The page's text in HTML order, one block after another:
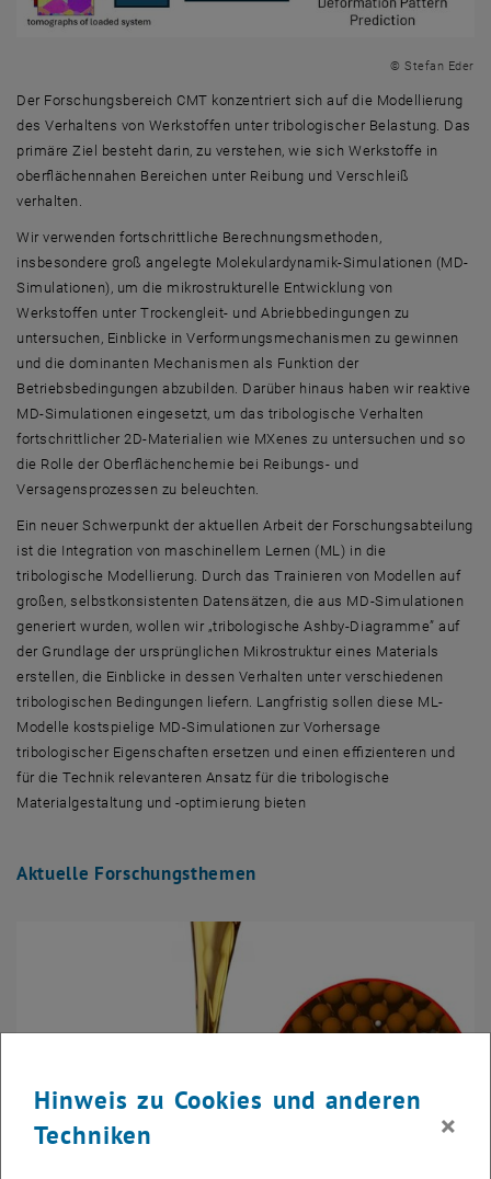
© Stefan Eder
Der Forschungsbereich CMT konzentriert sich auf die Modellierung
des Verhaltens von Werkstoffen unter tribologischer Belastung. Das
primäre Ziel besteht darin, zu verstehen, wie sich Werkstoffe in
oberflächennahen Bereichen unter Reibung und Verschleiß
verhalten.
Wir verwenden fortschrittliche Berechnungsmethoden,
insbesondere groß angelegte Molekulardynamik-Simulationen (MD-
Simulationen), um die mikrostrukturelle Entwicklung von
Werkstoffen unter Trockengleit- und Abriebbedingungen zu
untersuchen, Einblicke in Verformungsmechanismen zu gewinnen
und die dominanten Mechanismen als Funktion der
Betriebsbedingungen abzubilden. Darüber hinaus haben wir reaktive
MD-Simulationen eingesetzt, um das tribologische Verhalten
fortschrittlicher 2D-Materialien wie MXenes zu untersuchen und so
die Rolle der Oberflächenchemie bei Reibungs- und
Versagensprozessen zu beleuchten.
Ein neuer Schwerpunkt der aktuellen Arbeit der Forschungsabteilung
ist die Integration von maschinellem Lernen (ML) in die
tribologische Modellierung. Durch das Trainieren von Modellen auf
großen, selbstkonsistenten Datensätzen, die aus MD-Simulationen
generiert wurden, wollen wir „tribologische Ashby-Diagramme” auf
der Grundlage der ursprünglichen Mikrostruktur eines Materials
erstellen, die Einblicke in dessen Verhalten unter verschiedenen
tribologischen Bedingungen liefern. Langfristig sollen diese ML-
Modelle kostspielige MD-Simulationen zur Vorhersage
tribologischer Eigenschaften ersetzen und einen effizienteren und
für die Technik relevanteren Ansatz für die tribologische
Materialgestaltung und -optimierung bieten
Aktuelle Forschungsthemen
Hinweis zu Cookies und anderen
Techniken
×